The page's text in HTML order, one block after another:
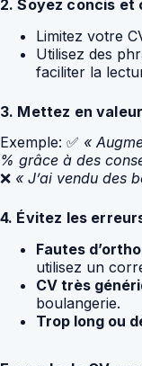
2. Soyez concis et
Limitez votre
Utilisez des
faciliter la
3. Mettez en
Exemple: ✅ «
% grâce à des
❌ « J’ai vendu des
4. Évitez les
Fautes
utilisez un
CV très
boulangerie.
Trop long ou